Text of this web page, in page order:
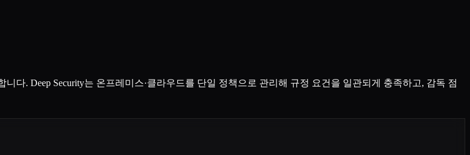
다. Deep Security는 온프레미스·클라우드를 단일 정책으로 관리해 규정 요건을 일관되게 충족하고, 감독 점